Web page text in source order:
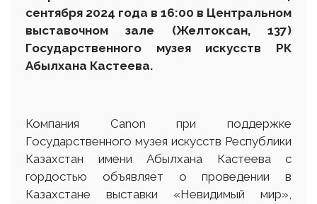
сентября 2024 года в 16:00 в Центральном
выставочном зале (Желтоксан, 137)
Государственного музея искусств РК
Абылхана Кастеева.
Компания Canon при поддержке
Государственного музея искусств Республики
Казахстан имени Абылхана Кастеева с
гордостью объявляет о проведении в
Казахстане выставки «Невидимый мир»,